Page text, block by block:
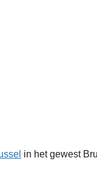
in het gewest